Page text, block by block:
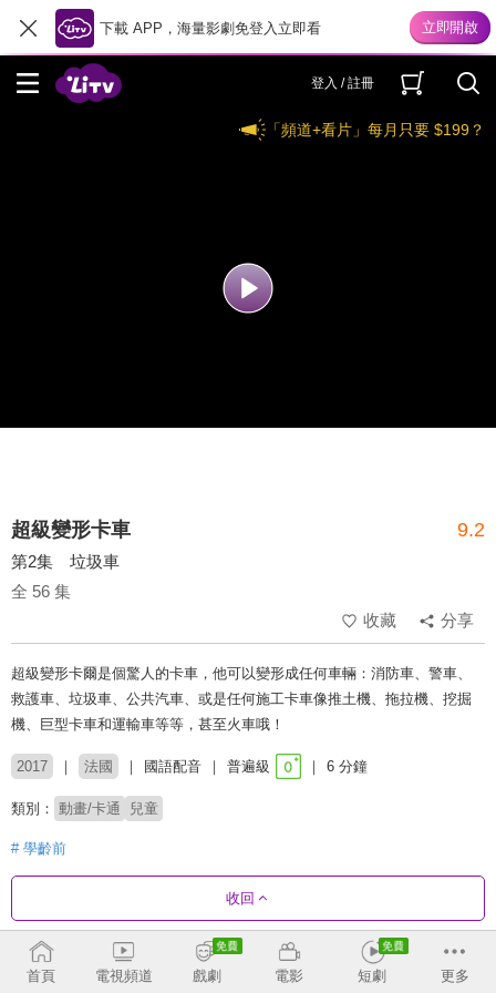
下載 APP，海量影劇免登入立即看
登入 / 註冊
「頻道+看片」每月只要 $199？
超級變形卡車 9.2
第2集 垃圾車
全 56 集
收藏
分享
超級變形卡爾是個驚人的卡車，他可以變形成任何車輛：消防車、警車、
救護車、垃圾車、公共汽車、或是任何施工卡車像推土機、拖拉機、挖掘
機、巨型卡車和運輸車等等，甚至火車哦！
2017 法國 國語配音 普遍級 6 分鐘
類別： 動畫/卡通 兒童
# 學齡前
收回
劇集列表 正序
首頁 電視頻道 戲劇 電影 短劇 更多